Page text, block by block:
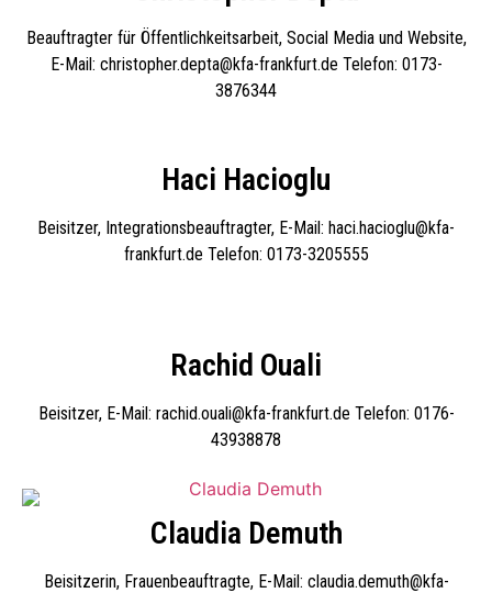
Beauftragter für Öffentlichkeitsarbeit, Social Media und Website,
E-Mail: christopher.depta@kfa-frankfurt.de Telefon: 0173-
3876344
Haci Hacioglu
Beisitzer, Integrationsbeauftragter, E-Mail: haci.hacioglu@kfa-
frankfurt.de Telefon: 0173-3205555
Rachid Ouali
Beisitzer, E-Mail: rachid.ouali@kfa-frankfurt.de Telefon: 0176-
43938878
Claudia Demuth
Beisitzerin, Frauenbeauftragte, E-Mail: claudia.demuth@kfa-